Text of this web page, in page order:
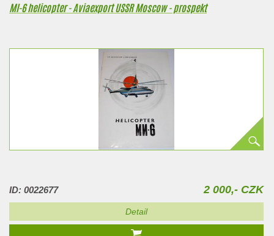
MI-6 helicopter - Aviaexport USSR Moscow - prospekt
ID: 0022677 2 000,- CZK
Detail